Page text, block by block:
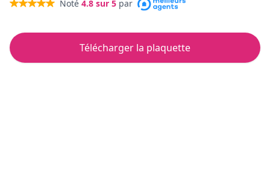
Noté 4.8 sur 5 par
Télécharger la plaquette